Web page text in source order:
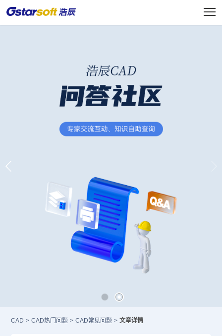
CAD > CAD热门问题 > CAD常见问题 > 文章详情